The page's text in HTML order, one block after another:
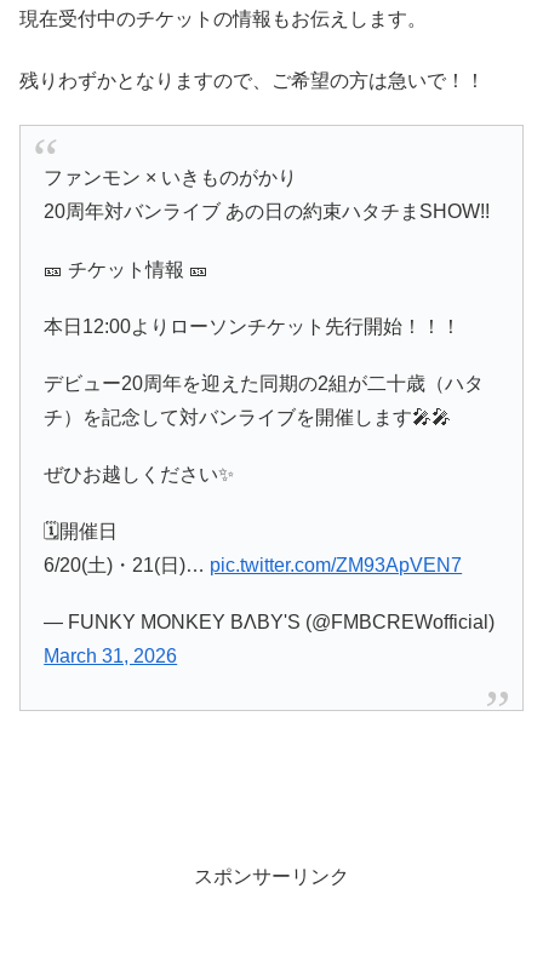
現在受付中のチケットの情報もお伝えします。
残りわずかとなりますので、ご希望の方は急いで！！
ファンモン × いきものがかり
20周年対バンライブ あの日の約束ハタチまSHOW!!
🎫 チケット情報 🎫
本日12:00よりローソンチケット先行開始！！！
デビュー20周年を迎えた同期の2組が二十歳（ハタ
チ）を記念して対バンライブを開催します🎤🎤
ぜひお越しください✨️
🗓開催日
6/20(土)・21(日)… pic.twitter.com/ZM93ApVEN7
— FUNKY MONKEY BΛBY'S (@FMBCREWofficial)
March 31, 2026
スポンサーリンク